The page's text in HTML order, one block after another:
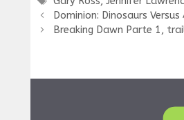
Dominion: Dinosaurs
Breaking Dawn Parte 1,